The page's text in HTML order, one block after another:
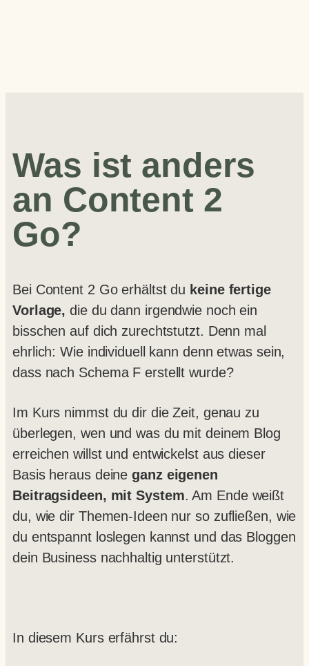
Was ist anders
an Content 2
Go?
Bei Content 2 Go erhältst du keine fertige
Vorlage, die du dann irgendwie noch ein
bisschen auf dich zurechtstutzt. Denn mal
ehrlich: Wie individuell kann denn etwas sein,
dass nach Schema F erstellt wurde?
Im Kurs nimmst du dir die Zeit, genau zu
überlegen, wen und was du mit deinem Blog
erreichen willst und entwickelst aus dieser
Basis heraus deineganz eigenen
Beitragsideen, mit System. Am Ende weißt
du, wie dir Themen-Ideen nur so zufließen, wie
du entspannt loslegen kannst und das Bloggen
dein Business nachhaltig unterstützt.
In diesem Kurs erfährst du: